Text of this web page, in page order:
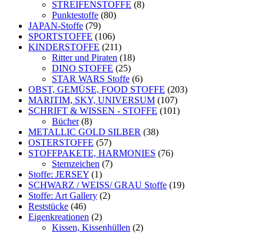
STREIFENSTOFFE (8)
Punktestoffe (80)
JAPAN-Stoffe (79)
SPORTSTOFFE (106)
KINDERSTOFFE (211)
Ritter und Piraten (18)
DINO STOFFE (25)
STAR WARS Stoffe (6)
OBST, GEMÜSE, FOOD STOFFE (203)
MARITIM, SKY, UNIVERSUM (107)
SCHRIFT & WISSEN - STOFFE (101)
Bücher (8)
METALLIC GOLD SILBER (38)
OSTERSTOFFE (57)
STOFFPAKETE, HARMONIES (76)
Sternzeichen (7)
Stoffe: JERSEY (1)
SCHWARZ / WEISS/ GRAU Stoffe (19)
Stoffe: Art Gallery (2)
Reststücke (46)
Eigenkreationen (2)
Kissen, Kissenhüllen (2)